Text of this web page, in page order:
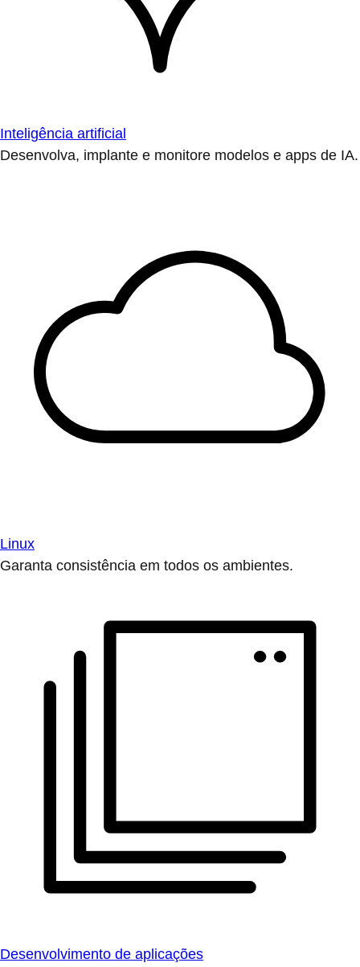
Inteligência artificial
Desenvolva, implante e monitore modelos e apps de IA.
Linux
Garanta consistência em todos os ambientes.
Desenvolvimento de aplicações